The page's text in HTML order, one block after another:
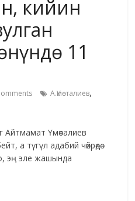
кийин
11
А.Үмөталиев,
Айтмамат Үмөталиев
а түгүл адабий чөйрөдө
эң эле жашында